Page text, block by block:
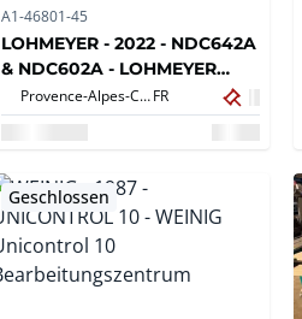
A1-46801-45
LOHMEYER - 2022 - NDC642A
& NDC602A - LOHMEYER
NDC642A CNC-
BOHRMASCHINEN
Provence-Alpes-Côte d'Azur,FR
Geschlossen